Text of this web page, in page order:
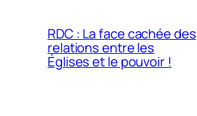
RDC : La face cachée des
relations entre les
Églises et le pouvoir !